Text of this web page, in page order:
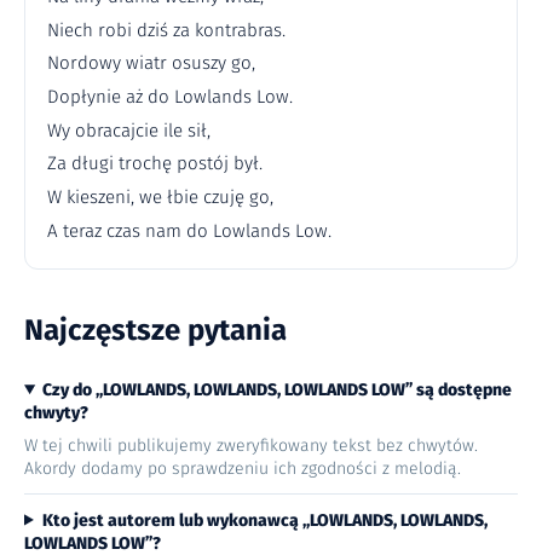
Niech robi dziś za kontrabras.
Nordowy wiatr osuszy go,
Dopłynie aż do Lowlands Low.
Wy obracajcie ile sił,
Za długi trochę postój był.
W kieszeni, we łbie czuję go,
A teraz czas nam do Lowlands Low.
Najczęstsze pytania
Czy do „LOWLANDS, LOWLANDS, LOWLANDS LOW” są dostępne
chwyty?
W tej chwili publikujemy zweryfikowany tekst bez chwytów.
Akordy dodamy po sprawdzeniu ich zgodności z melodią.
Kto jest autorem lub wykonawcą „LOWLANDS, LOWLANDS,
LOWLANDS LOW”?